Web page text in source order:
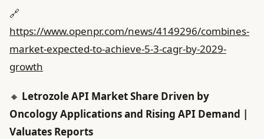
🔗
https://www.openpr.com/news/4149296/combines-
market-expected-to-achieve-5-3-cagr-by-2029-
growth
🔸 Letrozole API Market Share Driven by
Oncology Applications and Rising API Demand |
Valuates Reports